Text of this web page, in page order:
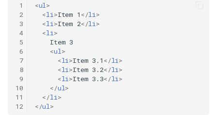
1
2
3
4
5
6
7
8
9
10
11
12
<ul>
<li>Item 1 </li>
<li>Item 2</li>
<li>
    Item 3
<ul>
<li>Item 3.1 </li>
<li>Item 3.2</li>
<li>Item 3.3</li>
</ul>
</li>
</ul>